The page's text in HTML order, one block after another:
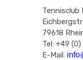
Tennisclub
79618
Tel: +49
E-Mail:
Mit dem
Laden der
Karte
Sie die